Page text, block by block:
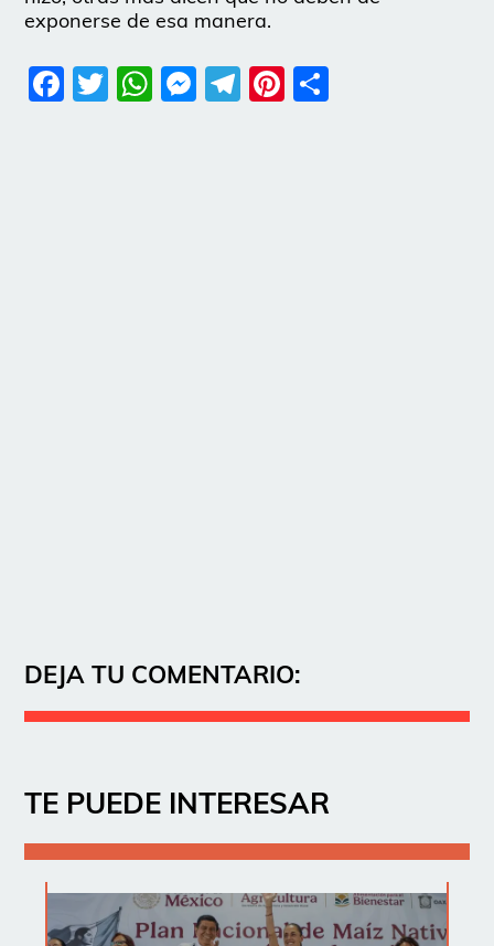
exponerse de esa manera.
Facebook
Twitter
WhatsApp
Messenger
Telegram
Pinterest
DEJA TU COMENTARIO:
TE PUEDE INTERESAR